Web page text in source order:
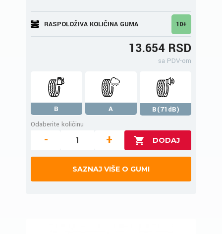
RASPOLOŽIVA KOLIČINA GUMA 10+
13.654 RSD
sa PDV-om
B A
B(71dB)
Odaberite količinu
- +
SAZNAJ VIŠE O GUMI